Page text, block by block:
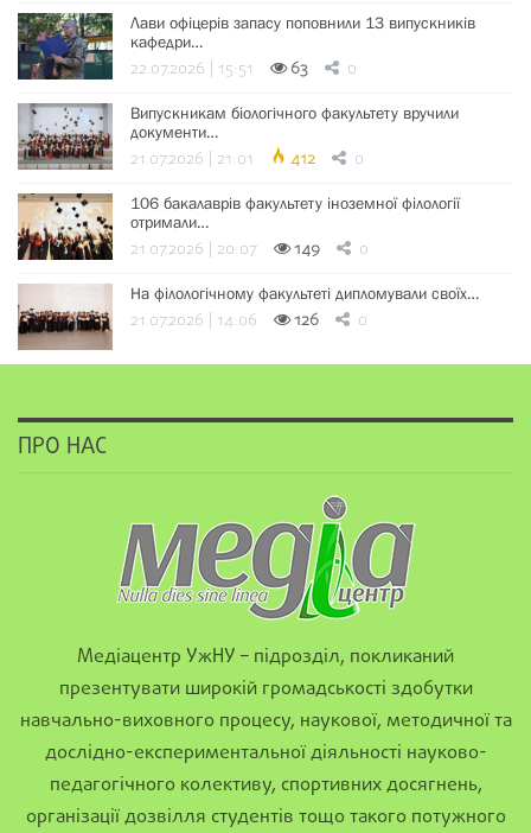
Лави офіцерів запасу поповнили 13 випускників
кафедри…
22.07.2026 | 15:51 63 0
Випускникам біологічного факультету вручили
документи…
21.07.2026 | 21:01 412 0
106 бакалаврів факультету іноземної філології
отримали…
21.07.2026 | 20:07 149 0
На філологічному факультеті дипломували своїх…
21.07.2026 | 14:06 126 0
ПРО НАС
Медіацентр УжНУ – підрозділ, покликаний
презентувати широкій громадськості здобутки
навчально-виховного процесу, наукової, методичної та
дослідно-експериментальної діяльності науково-
педагогічного колективу, спортивних досягнень,
організації дозвілля студентів тощо такого потужного